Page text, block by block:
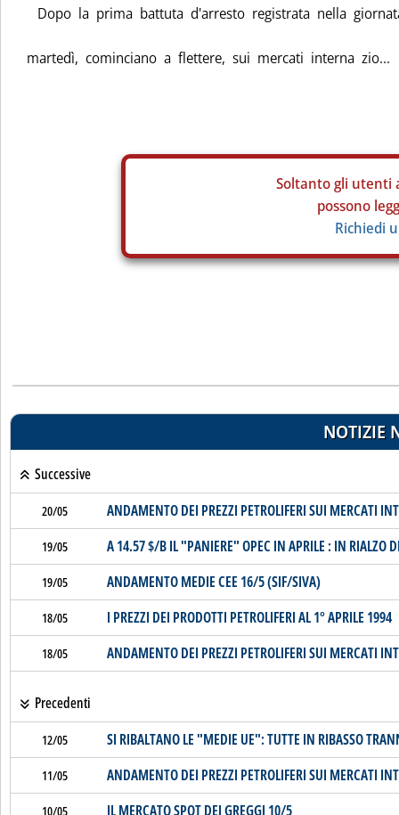
Dopo la prima battuta d'arresto registrata nella
martedì, cominciano a flettere, sui mercati interna zio...
Soltanto gli utenti
possono
Richiedi
NOTIZIE
Successive
20/05 ANDAMENTO DEI PREZZI PETROLIFERI SUI MERCATI
19/05 A 14.57 $/B IL "PANIERE" OPEC IN APRILE : IN RIALZO
19/05 ANDAMENTO MEDIE CEE 16/5 (SIF/SIVA)
18/05 I PREZZI DEI PRODOTTI PETROLIFERI AL 1° APRILE 1994
18/05 ANDAMENTO DEI PREZZI PETROLIFERI SUI MERCATI
Precedenti
12/05 SI RIBALTANO LE "MEDIE UE": TUTTE IN RIBASSO
11/05 ANDAMENTO DEI PREZZI PETROLIFERI SUI MERCATI
10/05 IL MERCATO SPOT DEI GREGGI 10/5